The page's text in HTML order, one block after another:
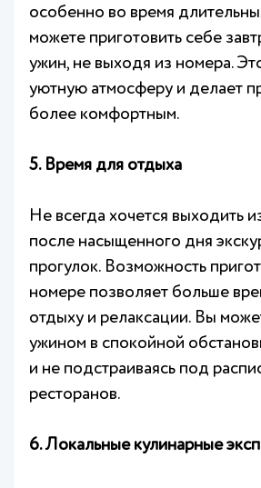
особенно во время
можете приготовить себе
ужин, не выходя из номера.
уютную атмосферу и делает
более комфортным.
5. Время для отдыха
Не всегда хочется выходить
после насыщенного дня
прогулок. Возможность
номере позволяет больше
отдыху и релаксации. Вы
ужином в спокойной
и не подстраиваясь под
ресторанов.
6. Локальные кулинарные